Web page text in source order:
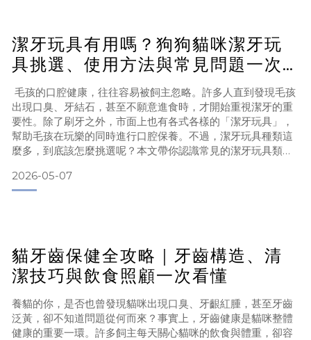
目錄為什麼貓狗牙齒保健這麼重要？寵物常見口腔問題
潔牙玩具有用嗎？狗狗貓咪潔牙玩
具挑選、使用方法與常見問題一次
看
毛孩的口腔健康，往往容易被飼主忽略。許多人直到發現毛孩
出現口臭、牙結石，甚至不願意進食時，才開始重視潔牙的重
要性。除了刷牙之外，市面上也有各式各樣的「潔牙玩具」，
幫助毛孩在玩樂的同時進行口腔保養。不過，潔牙玩具種類這
麼多，到底該怎麼挑選呢？本文帶你認識常見的潔牙玩具類
本篇將完整解析：潔牙玩具類型犬貓玩具的潔牙原理不同體型
如何挑選犬貓玩具狗狗與貓咪適合的犬貓玩具差異常見選購錯
2026-05-07
貓牙齒保健全攻略｜牙齒構造、清
潔技巧與飲食照顧一次看懂
養貓的你，是否也曾發現貓咪出現口臭、牙齦紅腫，甚至牙齒
泛黃，卻不知道問題從何而來？事實上，牙齒健康是貓咪整體
健康的重要一環。許多飼主每天關心貓咪的飲食與體重，卻容